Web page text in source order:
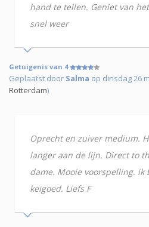
hand te tellen. Geniet van
snel weer
Getuigenis van 4
Geplaatst door Salma op dinsdag 26
Rotterdam)
Oprecht en zuiver medium.
langer aan de lijn. Direct to
dame. Mooie voorspelling.
keigoed. Liefs F